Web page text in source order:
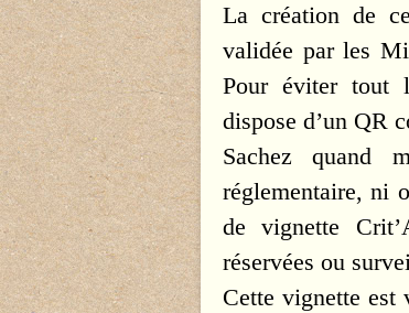
La création de
validée par les
Pour éviter tout
dispose d’un QR
Sachez quand
réglementaire, ni
de vignette
réservées ou
Cette vignette